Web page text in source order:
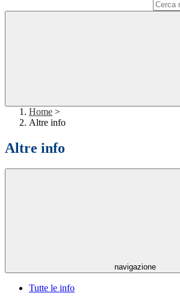
Home >
Altre info
Altre info
navigazione
Tutte le info